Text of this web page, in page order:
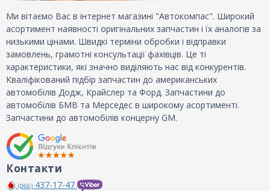
Ми вітаємо Вас в інтернет магазині "Автокомпас". Широкий
асортимент наявності оригінальних запчастин і їх аналогів за
низькими цінами. Швидкі терміни обробки і відправки
замовлень, грамотні консультації фахівців. Це ті
характеристики, які значно виділяють нас від конкурентів.
Кваліфікований підбір запчастин до американських
автомобілів Додж, Крайслер та Форд. Запчастини до
автомобілів БМВ та Мерседес в широкому асортименті.
Запчастини до автомобілів концерну GM.
Контакти
(066) 437-17-47